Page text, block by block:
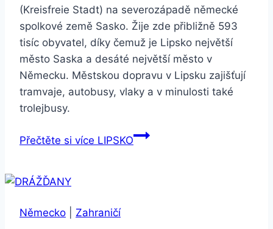
(Kreisfreie Stadt) na severozápadě německé
spolkové země Sasko. Žije zde přibližně 593
tisíc obyvatel, díky čemuž je Lipsko největší
město Saska a desáté největší město v
Německu. Městskou dopravu v Lipsku zajišťují
tramvaje, autobusy, vlaky a v minulosti také
trolejbusy.
Přečtěte si více LIPSKO
Německo Zahraničí